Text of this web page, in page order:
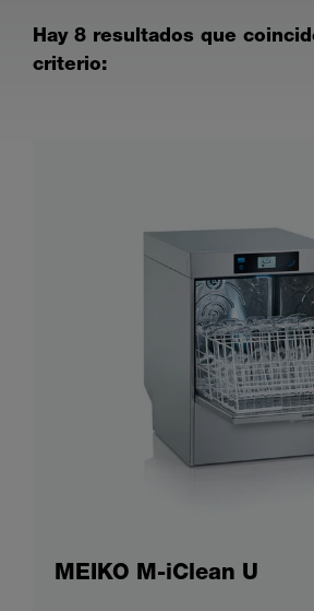
Hay 8 resultados que
criterio:
MEIKO M-iClean U